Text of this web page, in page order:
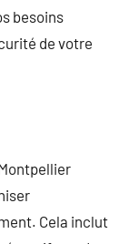
besoins
de votre
Cela inclut